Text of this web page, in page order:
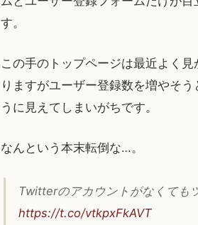
す。
この手のトップページは最近よく
りますがユーザー登録数を増やそ
うに見えてしまいがちです。
なんという本末転倒な…。
Twitterのアカウントがなくても
https://t.co/vtkpxFkAVT